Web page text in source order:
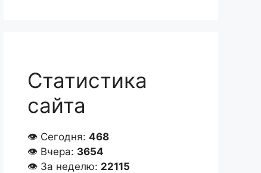
Статистика
сайта
👁 Сегодня: 468
👁 Вчера: 3654
👁 За неделю: 22115